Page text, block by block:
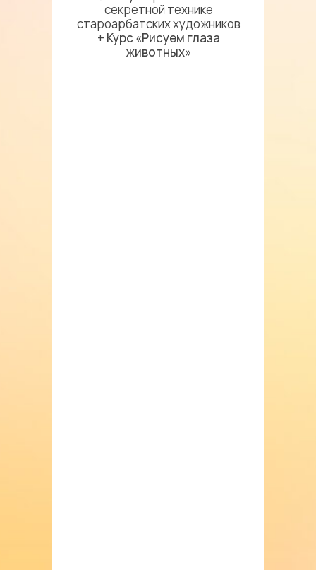
секретной технике
староарбатских художников
+ Курс «Рисуем глаза
животных»